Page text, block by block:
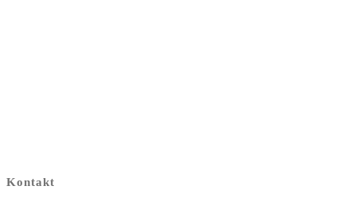
Kontakt